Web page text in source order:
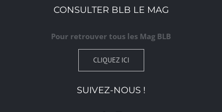
CONSULTER BLB LE MAG
Pour retrouver tous les Mag BLB
CLIQUEZ ICI
SUIVEZ-NOUS !